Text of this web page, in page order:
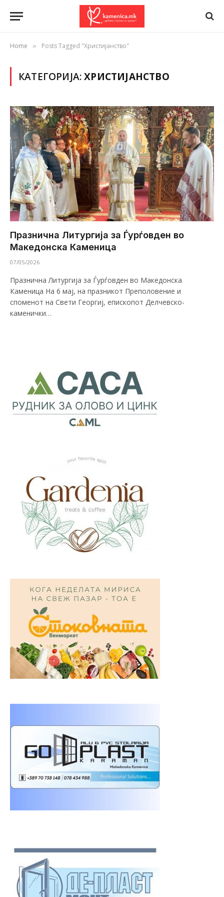
Home » Posts Tagged "Христијанство"
КАТЕГОРИЈА:ХРИСТИЈАНСТВО
Празнична Литургија за Ѓурѓовден во
Македонска Каменица
07/05/2026
Празнична Литургија за Ѓурѓовден во Македонска
Каменица На 6 мај, на празникот Преполовение и
споменот на Свети Георгиј, епископот Делчевско-
каменички…